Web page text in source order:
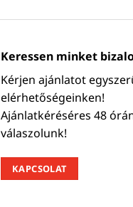
Keressen minket
Kérjen ajánlatot
elérhetőségeinken!
Ajánlatkéréséres 48
válaszolunk!
KAPCSOLAT